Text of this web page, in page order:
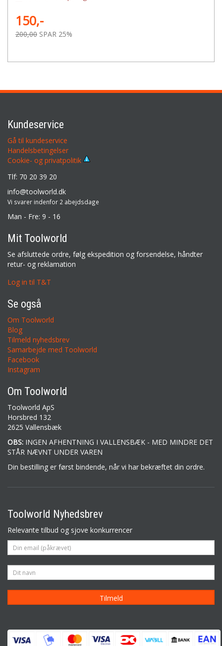
150,-
200,00 SPAR 25%
Kundeservice
Gå til kundeservice
Handelsbetingelser
Cookie- og privatpolitik
Tlf: 70 20 39 20
info@toolworld.dk
Vi svarer indenfor 2 abejdsdage
Man - Fre: 9 - 16
Mit Toolworld
Se afsluttede ordre, følg ekspedition og forsendelse, håndter
retur- og reklamation
Log in til T&T
Se også
Om Toolworld
Blog
Tilmeld nyhedsbrev
Samarbejde med Toolworld
Facebook
Instagram
Om Toolworld
Toolworld ApS
Horsbred 132
2625 Vallensbæk
OBS: INGEN AFHENTNING I VALLENSBÆK - MED MINDRE DET
STÅR NÆVNT UNDER VAREN
Din bestilling er først bindende, når vi har bekræftet din ordre.
Toolworld Nyhedsbrev
Relevante tilbud og sjove konkurrencer